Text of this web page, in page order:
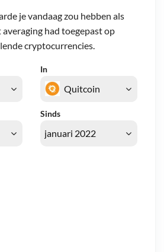
je vandaag zou hebben als
had toegepast op
cryptocurrencies.
In
Sinds